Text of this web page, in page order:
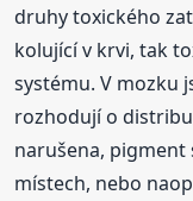
druhy toxického
kolující v krvi, tak
systému. V mozku
rozhodují o
narušena, pigment
místech, nebo